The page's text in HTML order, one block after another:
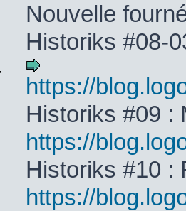
Nouvelle
Historiks #08-
https://
Historiks #09 :
https://
Historiks #10 :
https://